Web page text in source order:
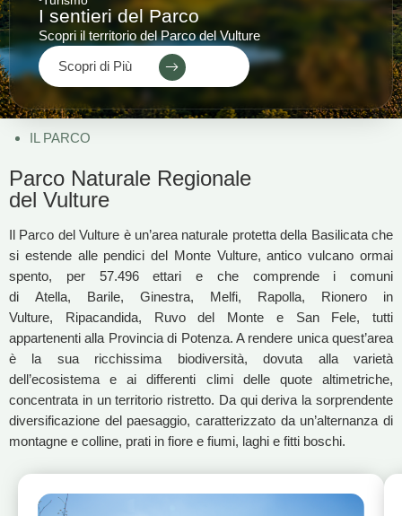
I sentieri del Parco
Scopri il territorio del Parco del Vulture
Scopri di Più
IL PARCO
Parco Naturale Regionale
del Vulture
Il Parco del Vulture è un’area naturale protetta della Basilicata che
si estende alle pendici del Monte Vulture, antico vulcano ormai
spento, per 57.496 ettari e che comprende i comuni
di Atella, Barile, Ginestra, Melfi, Rapolla, Rionero in
Vulture, Ripacandida, Ruvo del Monte e San Fele, tutti
appartenenti alla Provincia di Potenza. A rendere unica quest’area
è la sua ricchissima biodiversità, dovuta alla varietà
dell’ecosistema e ai differenti climi delle quote altimetriche,
concentrata in un territorio ristretto. Da qui deriva la sorprendente
diversificazione del paesaggio, caratterizzato da un’alternanza di
montagne e colline, prati in fiore e fiumi, laghi e fitti boschi.